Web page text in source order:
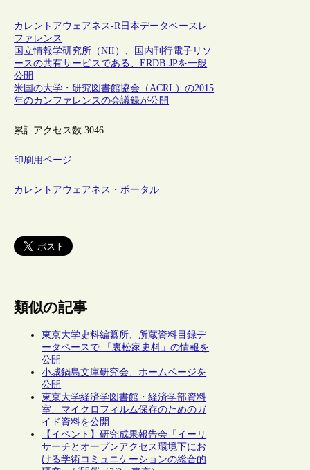
カレントアウェアネス-R 日本データベース レ
ファレンス
国立情報学研究所（NII）、国内刊行電子リソ
ースの共有サービスである、ERDB-JPを一般
公開
米国の大学・研究図書館協会（ACRL）の2015
年のカンファレンスの会議録が公開
累計アクセス数:3046
印刷用ページ
カレントアウェアネス・ポータル
類似の記事
東京大学史料編纂所、所蔵資料目録デ
ータベースで 「裏松家史料」の情報を
公開
小城鍋島文庫研究会、ホームページを
公開
東京大学経済学図書館・経済学部資料
室、マイクロフィルム保存のためのガ
イド資料を公開
【イベント】研究成果報告会「イーリ
サーチとオープンアクセス環境下にお
ける学術コミュニケーションの総合的